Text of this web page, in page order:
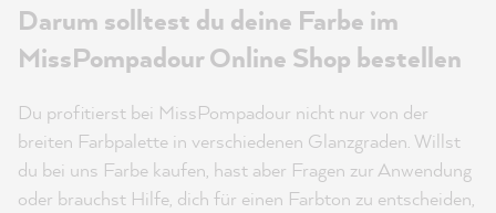
Darum solltest du deine Farbe im
MissPompadour Online Shop bestellen
Du profitierst bei MissPompadour nicht nur von der
breiten Farbpalette in verschiedenen Glanzgraden. Willst
du bei uns Farbe kaufen, hast aber Fragen zur Anwendung
oder brauchst Hilfe, dich für einen Farbton zu entscheiden,